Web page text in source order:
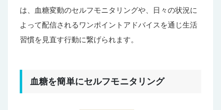
は、血糖変動のセルフモニタリングや、日々の状況に
よって配信されるワンポイントアドバイスを通じ生活
習慣を見直す行動に繋げられます。
血糖を簡単にセルフモニタリング